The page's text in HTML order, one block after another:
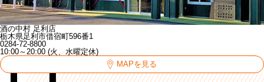
酒の中村 足利店
栃木県足利市借宿町596番1
0284-72-8800
10:00～20:00 (火、水曜定休)
MAPを見る